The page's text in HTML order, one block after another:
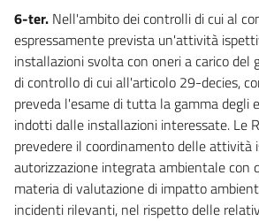
CAPO II
ACQUE A SPECIFICA
80
81
82
83
84
85
6-ter. Nell'ambito dei controlli di cui al
espressamente prevista un'attività
installazioni svolta con oneri a carico del
di controllo di cui all'articolo 29-decies,
preveda l'esame di tutta la gamma degli
indotti dalle installazioni interessate. Le
prevedere il coordinamento delle attività
autorizzazione integrata ambientale con
materia di valutazione di impatto
incidenti rilevanti, nel rispetto delle